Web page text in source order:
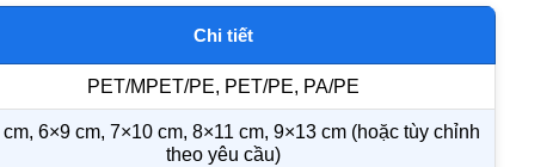
Chi tiết
PET/MPET/PE, PET/PE, PA/PE
6×9 cm, 7×10 cm, 8×11 cm, 9×13 cm (hoặc tùy chỉnh
theo yêu cầu)